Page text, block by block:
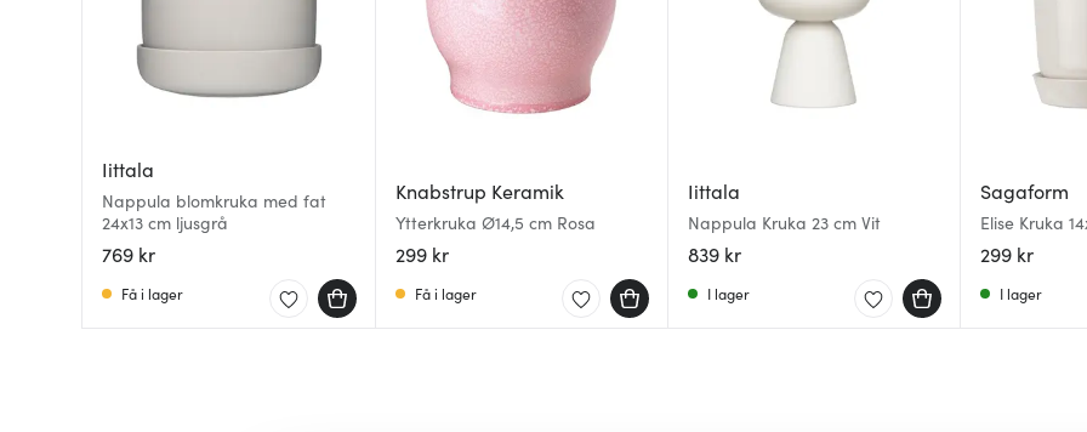
Iittala
Nappula blomkruka med fat
24x13 cm ljusgrå
769 kr
Få i lager
Knabstrup Keramik
Ytterkruka Ø14,5 cm Rosa
299 kr
Få i lager
Iittala
Nappula Kruka 23 cm Vit
839 kr
I lager
Sagaform
Elise Kruka
299 kr
I lager